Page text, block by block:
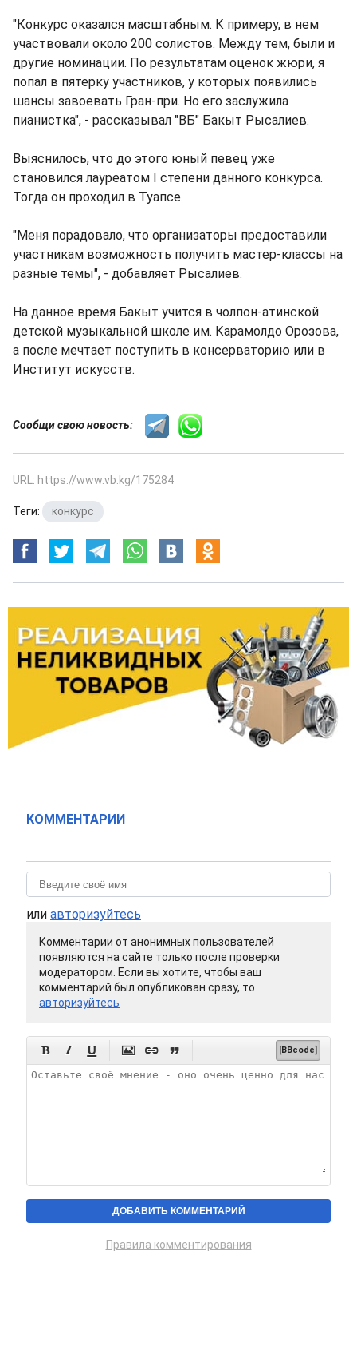
"Конкурс оказался масштабным. К примеру, в нем
участвовали около 200 солистов. Между тем, были и
другие номинации. По результатам оценок жюри, я
попал в пятерку участников, у которых появились
шансы завоевать Гран-при. Но его заслужила
пианистка", - рассказывал "ВБ" Бакыт Рысалиев.
Выяснилось, что до этого юный певец уже
становился лауреатом I степени данного конкурса.
Тогда он проходил в Туапсе.
"Меня порадовало, что организаторы предоставили
участникам возможность получить мастер-классы на
разные темы", - добавляет Рысалиев.
На данное время Бакыт учится в чолпон-атинской
детской музыкальной школе им. Карамолдо Орозова,
а после мечтает поступить в консерваторию или в
Институт искусств.
Сообщи свою новость:
URL: https://www.vb.kg/175284
Теги: конкурс
КОММЕНТАРИИ
или авторизуйтесь
Комментарии от анонимных пользователей
появляются на сайте только после проверки
модератором. Если вы хотите, чтобы ваш
комментарий был опубликован сразу, то
авторизуйтесь
      [BBcode]
Правила комментирования